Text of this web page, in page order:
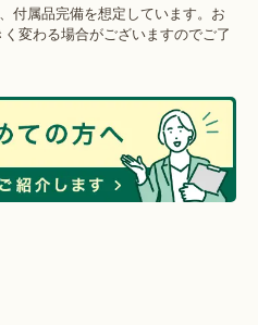
付属品完備を想定しています。お
変わる場合がございますのでご了